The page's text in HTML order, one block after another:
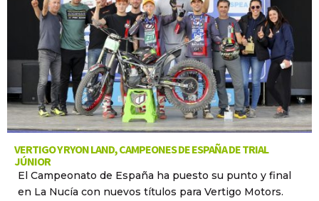
VERTIGO Y RYON LAND, CAMPEONES DE ESPAÑA DE TRIAL
JÚNIOR
El Campeonato de España ha puesto su punto y final
en La Nucía con nuevos títulos para Vertigo Motors.